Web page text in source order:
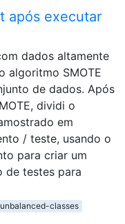
após executar
dados altamente
algoritmo SMOTE
de dados. Após
dividi o
em
/ teste, usando o
para criar um
de testes para
unbalanced-classes